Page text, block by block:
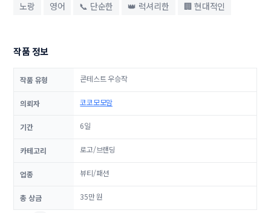
노랑 영어 📞 단순한 👑 럭셔리한 🏢 현대적인
작품 정보
작품 유형 콘테스트 우승작
의뢰자 코코모모맘
기간 6일
카테고리 로고/브랜딩
업종 뷰티/패션
총 상금 35만 원